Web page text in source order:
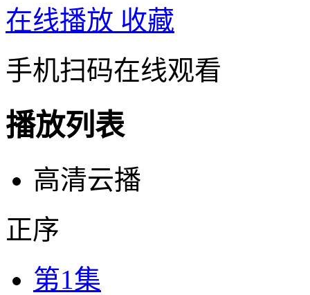
在线播放 收藏
手机扫码在线观看
播放列表
高清云播
正序
第1集